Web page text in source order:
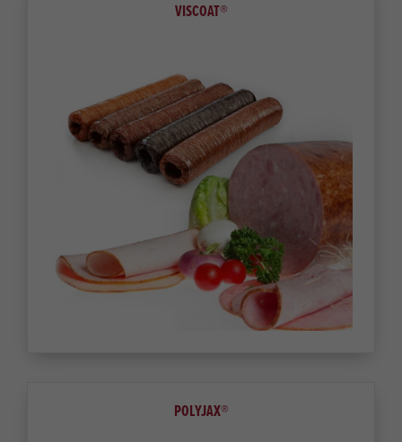
VISCOAT®
POLYJAX®